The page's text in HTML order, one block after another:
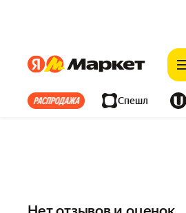
ЯндексЯндекс
Все хиты Спешл